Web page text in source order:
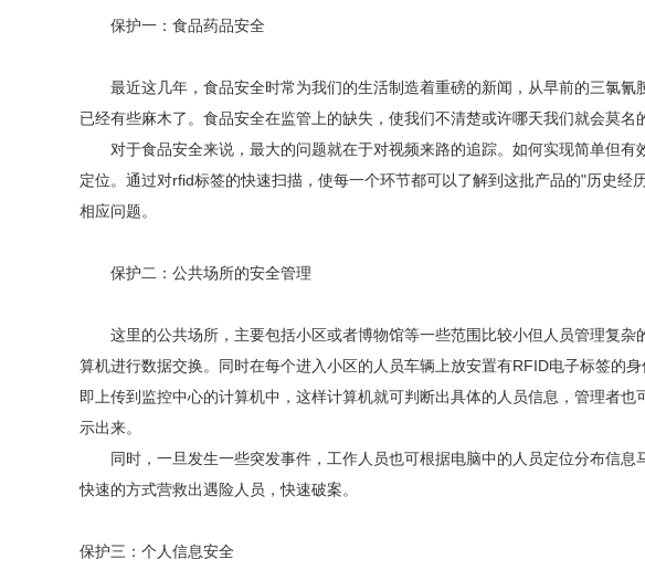
保护一：食品药品安全
最近这几年，食品安全时常为我们的生活制造着重磅的新闻，从早前的三氯氰
已经有些麻木了。食品安全在监管上的缺失，使我们不清楚或许哪天我们就会莫名
对于食品安全来说，最大的问题就在于对视频来路的追踪。如何实现简单但有
定位。通过对rfid标签的快速扫描，使每一个环节都可以了解到这批产品的"历史
相应问题。
保护二：公共场所的安全管理
这里的公共场所，主要包括小区或者博物馆等一些范围比较小但人员管理复杂
算机进行数据交换。同时在每个进入小区的人员车辆上放安置有RFID电子标签的
即上传到监控中心的计算机中，这样计算机就可判断出具体的人员信息，管理者
示出来。
同时，一旦发生一些突发事件，工作人员也可根据电脑中的人员定位分布信息
快速的方式营救出遇险人员，快速破案。
保护三：个人信息安全